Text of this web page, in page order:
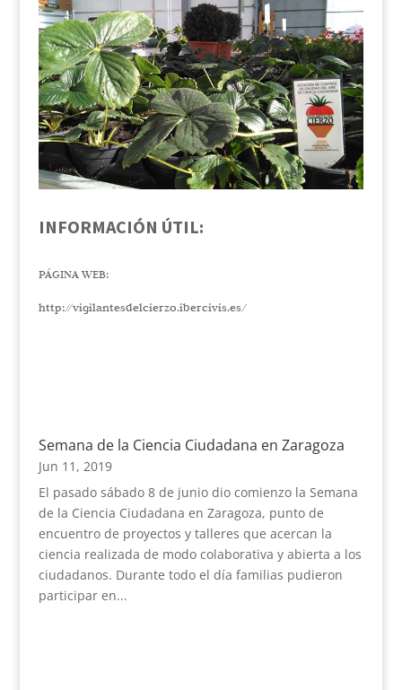
INFORMACIÓN ÚTIL:
PÁGINA WEB:
http://vigilantesdelcierzo.ibercivis.es/
Semana de la Ciencia Ciudadana en Zaragoza
Jun 11, 2019
El pasado sábado 8 de junio dio comienzo la Semana
de la Ciencia Ciudadana en Zaragoza, punto de
encuentro de proyectos y talleres que acercan la
ciencia realizada de modo colaborativa y abierta a los
ciudadanos. Durante todo el día familias pudieron
participar en...